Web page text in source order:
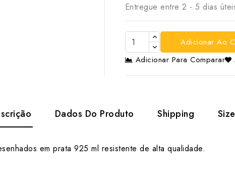
Entregue entre 2 - 5 dias
Adicionar Ao
Adicionar Para Comparar
Dados Do Produto Shipping
em prata 925 ml resistente de alta qualidade.